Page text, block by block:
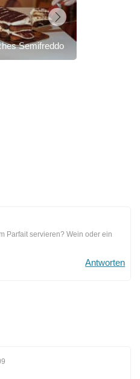
Semifreddo
Parfait servieren? Wein oder ein
Antworten